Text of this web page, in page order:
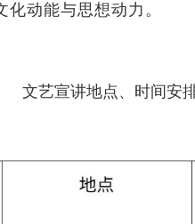
化动能与思想动力。
文艺宣讲地点、时间安